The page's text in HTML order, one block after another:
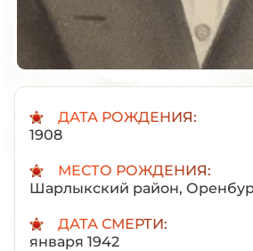
ДАТА РОЖДЕНИЯ:
1908
МЕСТО РОЖДЕНИЯ:
Шарлыкский район,
ДАТА СМЕРТИ:
января 1942